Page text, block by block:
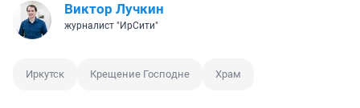
Виктор Лучкин
журналист "ИрСити"
Иркутск Крещение Господне Храм